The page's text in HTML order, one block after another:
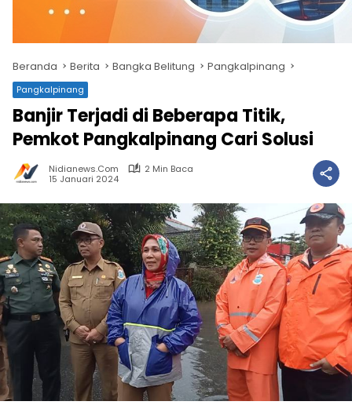
Beranda Berita Bangka Belitung Pangkalpinang
Pangkalpinang
Banjir Terjadi di Beberapa Titik,
Pemkot Pangkalpinang Cari Solusi
Nidianews.com
2 Min Baca
15 Januari 2024